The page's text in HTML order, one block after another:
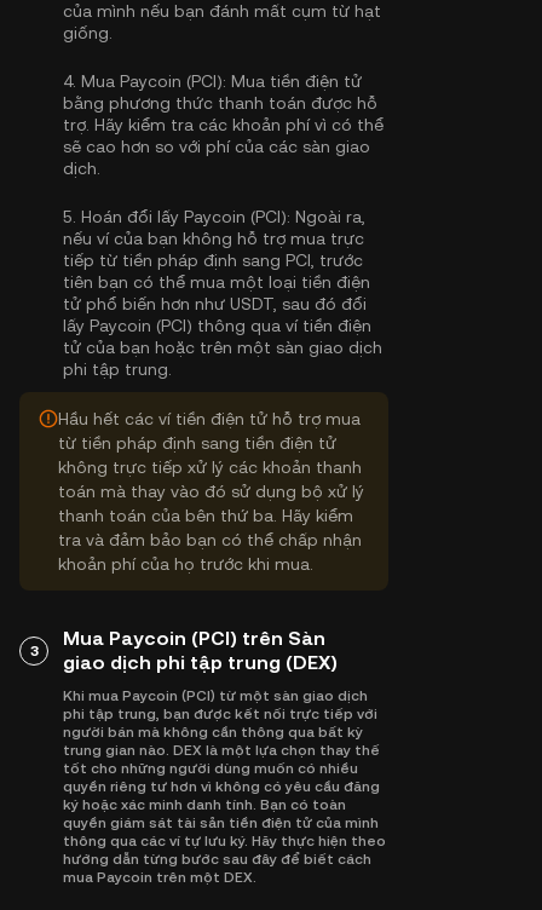
của mình nếu bạn đánh mất cụm từ hạt
giống.
4. Mua Paycoin (PCI): Mua tiền điện tử
bằng phương thức thanh toán được hỗ
trợ. Hãy kiểm tra các khoản phí vì có thể
sẽ cao hơn so với phí của các sàn giao
dịch.
5. Hoán đổi lấy Paycoin (PCI): Ngoài ra,
nếu ví của bạn không hỗ trợ mua trực
tiếp từ tiền pháp định sang PCI, trước
tiên bạn có thể mua một loại tiền điện
tử phổ biến hơn như USDT, sau đó đổi
lấy Paycoin (PCI) thông qua ví tiền điện
tử của bạn hoặc trên một sàn giao dịch
phi tập trung.
Hầu hết các ví tiền điện tử hỗ trợ mua
từ tiền pháp định sang tiền điện tử
không trực tiếp xử lý các khoản thanh
toán mà thay vào đó sử dụng bộ xử lý
thanh toán của bên thứ ba. Hãy kiểm
tra và đảm bảo bạn có thể chấp nhận
khoản phí của họ trước khi mua.
3
Mua Paycoin (PCI) trên Sàn
giao dịch phi tập trung (DEX)
Khi mua Paycoin (PCI) từ một sàn giao dịch
phi tập trung, bạn được kết nối trực tiếp với
người bán mà không cần thông qua bất kỳ
trung gian nào. DEX là một lựa chọn thay thế
tốt cho những người dùng muốn có nhiều
quyền riêng tư hơn vì không có yêu cầu đăng
ký hoặc xác minh danh tính. Bạn có toàn
quyền giám sát tài sản tiền điện tử của mình
thông qua các ví tự lưu ký. Hãy thực hiện theo
hướng dẫn từng bước sau đây để biết cách
mua Paycoin trên một DEX.